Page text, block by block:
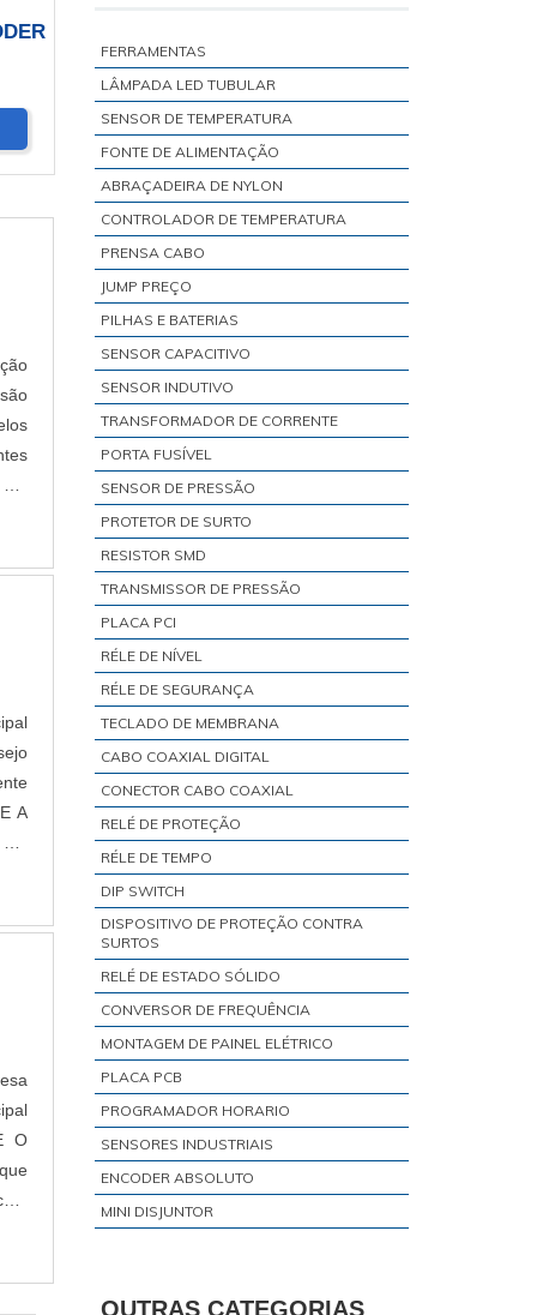
FERRAMENTAS
LÂMPADA LED TUBULAR
SENSOR DE TEMPERATURA
FONTE DE ALIMENTAÇÃO
ABRAÇADEIRA DE NYLON
CONTROLADOR DE TEMPERATURA
PRENSA CABO
JUMP PREÇO
PILHAS E BATERIAS
SENSOR CAPACITIVO
SENSOR INDUTIVO
TRANSFORMADOR DE CORRENTE
PORTA FUSÍVEL
SENSOR DE PRESSÃO
PROTETOR DE SURTO
RESISTOR SMD
TRANSMISSOR DE PRESSÃO
PLACA PCI
RÉLE DE NÍVEL
RÉLE DE SEGURANÇA
TECLADO DE MEMBRANA
CABO COAXIAL DIGITAL
CONECTOR CABO COAXIAL
RELÉ DE PROTEÇÃO
RÉLE DE TEMPO
DIP SWITCH
DISPOSITIVO DE PROTEÇÃO CONTRA
SURTOS
RELÉ DE ESTADO SÓLIDO
CONVERSOR DE FREQUÊNCIA
MONTAGEM DE PAINEL ELÉTRICO
PLACA PCB
PROGRAMADOR HORARIO
SENSORES INDUSTRIAIS
ENCODER ABSOLUTO
MINI DISJUNTOR
OUTRAS CATEGORIAS